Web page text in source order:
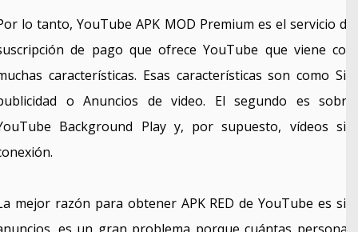
lo tanto, YouTube APK MOD Premium es el servicio de
de pago que ofrece YouTube que viene con
características. Esas características son como Sin
o Anuncios de video. El segundo es sobre
Background Play y, por supuesto, vídeos sin
mejor razón para obtener APK RED de YouTube es sin